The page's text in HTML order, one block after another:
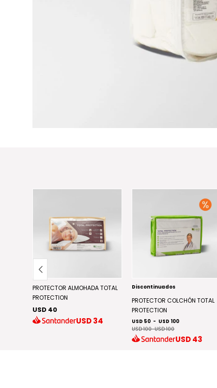
PROTECTOR ALMOHADA TOTAL
PROTECTION
USD 40
USD34
Discontinuados
PROTECTOR COLCHÓN TOTAL
PROTECTION
USD 50 - USD 100
USD 100-USD 100
USD43